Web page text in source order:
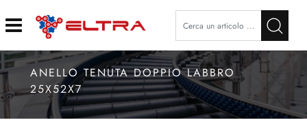
Open
ANELLO TENUTA DOPPIO LABBRO
25X52X7